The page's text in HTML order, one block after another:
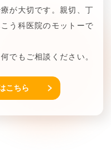
が大切です。親切、丁
う科医院のモットーで
でもご相談ください。
こちら